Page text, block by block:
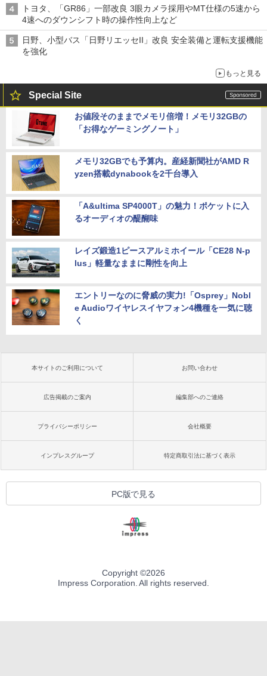
トヨタ、「GR86」一部改良 3眼カメラ採用やMT仕様の5速から
4速へのダウンシフト時の操作性向上など
日野、小型バス「日野リエッセII」改良 安全装備と運転支援機能
を強化
もっと見る
Special Site
お値段そのままでメモリ倍増！メモリ32GBの
「お得なゲーミングノート」
メモリ32GBでも予算内。産経新聞社がAMD R
yzen搭載dynabookを2千台導入
「A&ultima SP4000T」の魅力！ポケットに入
るオーディオの醍醐味
レイズ鍛造1ピースアルミホイール「CE28 N-p
lus」軽量なままに剛性を向上
エントリーなのに脅威の実力!「Osprey」Nobl
e Audioワイヤレスイヤフォン4機種を一気に聴
く
本サイトのご利用について お問い合わせ
広告掲載のご案内 編集部へのご連絡
プライバシーポリシー 会社概要
インプレスグループ 特定商取引法に基づく表示
PC版で見る
Copyright ©2026
Impress Corporation. All rights reserved.